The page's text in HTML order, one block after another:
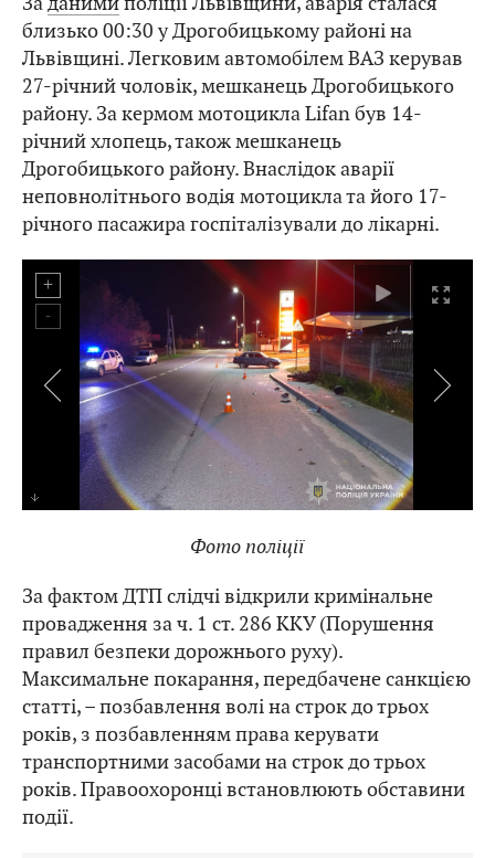
близько 00:30 у Дрогобицькому районі на
Львівщині. Легковим автомобілем ВАЗ керував
27-річний чоловік, мешканець Дрогобицького
району. За кермом мотоцикла Lifan був 14-
річний хлопець, також мешканець
Дрогобицького району. Внаслідок аварії
неповнолітнього водія мотоцикла та його 17-
річного пасажира госпіталізували до лікарні.
Фото поліції
За фактом ДТП слідчі відкрили кримінальне
провадження за ч. 1 ст. 286 ККУ (Порушення
правил безпеки дорожнього руху).
Максимальне покарання, передбачене санкцією
статті, – позбавлення волі на строк до трьох
років, з позбавленням права керувати
транспортними засобами на строк до трьох
років. Правоохоронці встановлюють обставини
події.